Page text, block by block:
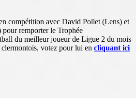
compétition avec David Pollet (Lens) et
remporter le Trophée
du meilleur joueur de Ligue 2 du mois
votez pour lui en cliquant ici